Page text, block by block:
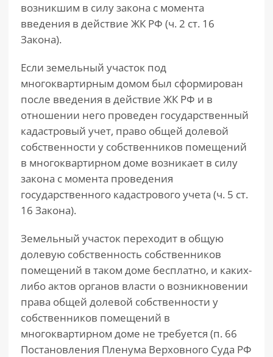
возникшим в силу закона с момента
введения в действие ЖК РФ (ч. 2 ст. 16
Закона).
Если земельный участок под
многоквартирным домом был сформирован
после введения в действие ЖК РФ и в
отношении него проведен государственный
кадастровый учет, право общей долевой
собственности у собственников помещений
в многоквартирном доме возникает в силу
закона с момента проведения
государственного кадастрового учета (ч. 5 ст.
16 Закона).
Земельный участок переходит в общую
долевую собственность собственников
помещений в таком доме бесплатно, и каких-
либо актов органов власти о возникновении
права общей долевой собственности у
собственников помещений в
многоквартирном доме не требуется (п. 66
Постановления Пленума Верховного Суда РФ